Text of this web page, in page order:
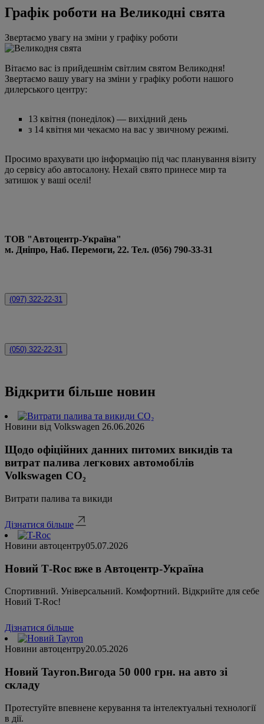
Графік роботи на Великодні свята
Звертаємо увагу на зміни у графіку роботи
Вітаємо вас із прийдешнім світлим святом Великодня!
Звертаємо вашу увагу на зміни у графіку роботи нашого
дилерського центру:
13 квітня (понеділок) — вихідний день
з 14 квітня ми чекаємо на вас у звичному режимі.
Просимо врахувати цю інформацію під час планування візиту
до сервісу або автосалону. Нехай свято принесе мир та
затишок у ваші оселі!
ТОВ "Автоцентр-Україна"
м. Дніпро, Наб. Перемоги, 22. Тел. (056) 790-33-31
(097) 322-22-31
(050) 322-22-31
Відкрити більше новин
Новини від Volkswagen 26.06.2026
Щодо офіційних данних питомих викидів та
витрат палива легкових автомобілів
Volkswagen CO₂
Витрати палива та викиди
Дізнатися більше
Новини автоцентру05.07.2026
Новий Т-Roc вже в Автоцентр-Україна
Спортивний. Універсальний. Комфортний. Відкрийте для себе
Новий T-Roc!
Дізнатися більше
Новини автоцентру20.05.2026
Новий Tayron.Вигода 50 000 грн. на авто зі
складу
Протестуйте впевнене керування та інтелектуальні технології
в дії.